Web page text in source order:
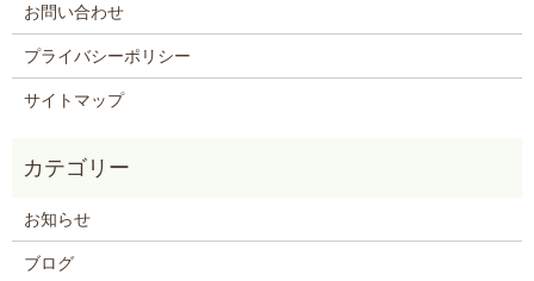
お問い合わせ
プライバシーポリシー
サイトマップ
お知らせ
ブログ